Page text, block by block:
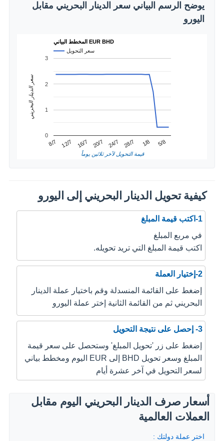
يوضح الرسم البياني سعر الدينار البحريني مقابل
اليورو
المخطط البياني EUR BHD
سعر التحويل
8/7 12/7 16/7 20/7 24/7 28/7 1/8 5/8
0
1
2
3
قيمة التحويل لآخر ثلاثين يوماً
سعر الدينار البحريني
كيفية تحويل الدينار البحريني إلى اليورو
1-اكتب قيمة المبلغ
في مربع المبلغ
اكتب قيمة المبلغ التي تريد تحويله.
2-إختيار العملة
إضغط على القائمة المنسدلة وقم باختيار عملة الدينار
البحريني ثم من القائمة الثانية إختر عملة اليورو
3- إحصل على نتيجة التحويل
إضغط على زر 'تحويل المبلغ' وستحصل على سعر قيمة
المبلغ وسعر تحويل BHD إلى EUR اليوم ومخطط بياني
لسعر التحويل في آخر عشرة أيام
أسعار صرف الدينار البحريني اليوم مقابل
العملات العالمية
اختر عملة دولتك :